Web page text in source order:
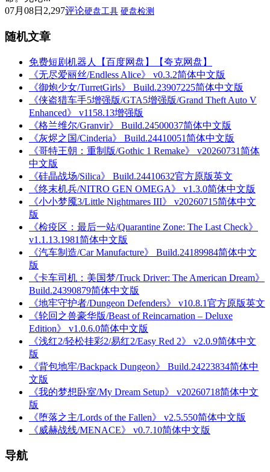
07月08日 2,297评论硬盘工具 硬盘检测
随机文章
免费短剧机器人【百度网盘】【夸克网盘】
《无尽爱丽丝/Endless Alice》 v0.3.2简体中文版
《御炮少女/TurretGirls》 Build.23907225简体中文版
《侠盗猎车手5增强版/GTA5增强版/Grand Theft Auto V
Enhanced》 v1158.13增强版
《格兰维尔/Granvir》 Build.24500037简体中文版
《灰烬之国/Cinderia》 Build.24410051简体中文版
《哥特王朝：重制版/Gothic 1 Remake》 v20260731简体
中文版
《硅晶战场/Silica》 Build.24410632官方原版英文
《终末机兵/NITRO GEN OMEGA》 v1.3.0简体中文版
《小小梦魇3/Little Nightmares III》 v20260715简体中文
版
《检疫区：最后一站/Quarantine Zone: The Last Check》
v1.1.13.1981简体中文版
《汽车制造/Car Manufacture》 Build.24189984简体中文
版
《卡车司机：美国梦/Truck Driver: The American Dream》
Build.24390879简体中文版
《地牢守护者/Dungeon Defenders》 v10.8.1官方原版英文
《轮回之兽豪华版/Beast of Reincarnation – Deluxe
Edition》 v1.0.6.0简体中文版
《浅红2/轻松挂彩2/易红2/Easy Red 2》 v2.0.9简体中文
版
《背包地牢/Backpack Dungeon》 Build.24223834简体中
文版
《我的梦想卧室/My Dream Setup》 v20260718简体中文
版
《堕落之主/Lords of the Fallen》 v2.5.550简体中文版
《威赫战线/MENACE》 v0.7.10简体中文版
导航